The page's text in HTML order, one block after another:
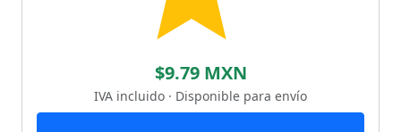
$9.79 MXN
IVA incluido · Disponible para envío